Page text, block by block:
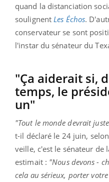
quand la distanciation
soulignent Les Échos.
conservateur se sont
l'instar du sénateur du
"Ça aiderait si,
temps, le
un"
"Tout le monde devrait
t-il déclaré le 24 juin, selon
veille, c'est le sénateur de
estimait : "Nous devons -
cela au sérieux, porter